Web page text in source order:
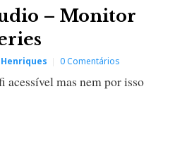
– Monitor
0 Comentários
mas nem por isso